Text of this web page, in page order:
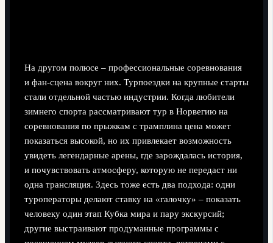
На другом полюсе – профессиональные соревнования
и фан-сцена вокруг них. Турпоездки на крупные старты
стали отдельной частью индустрии. Когда любители
зимнего спорта рассматривают тур в Норвегию на
соревнования по прыжкам с трамплина цена может
показаться высокой, но их привлекает возможность
увидеть легендарные арены, где зарождалась история,
и почувствовать атмосферу, которую не передаст ни
одна трансляция. Здесь тоже есть два подхода: одни
туроператоры делают ставку на «галочку» – показать
человеку один этап Кубка мира и пару экскурсий;
другие выстраивают продуманные программы с